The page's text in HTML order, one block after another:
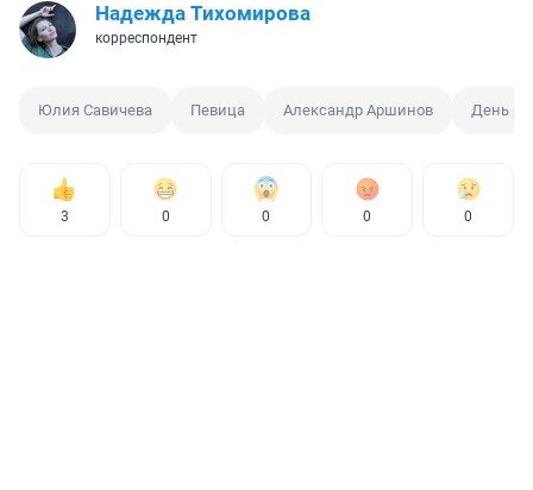
Надежда Тихомирова
корреспондент
Юлия Савичева Певица Александр Аршинов День
3 0 0 0 0